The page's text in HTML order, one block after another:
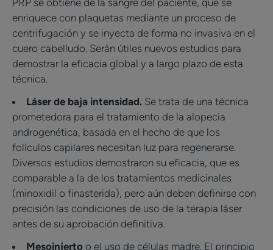
PRP se obtiene de la sangre del paciente, que se
enriquece con plaquetas mediante un proceso de
centrifugación y se inyecta de forma no invasiva en el
cuero cabelludo. Serán útiles nuevos estudios para
demostrar la eficacia global y a largo plazo de esta
técnica.
Láser de baja intensidad. Se trata de una técnica
prometedora para el tratamiento de la alopecia
androgenética, basada en el hecho de que los
folículos capilares necesitan luz para regenerarse.
Diversos estudios demostraron su eficacia, que es
comparable a la de los tratamientos medicinales
(minoxidil o finasterida), pero aún deben definirse con
precisión las condiciones de uso de la terapia láser
antes de su aprobación definitiva.
Mesoinjerto o el uso de células madre. El principio